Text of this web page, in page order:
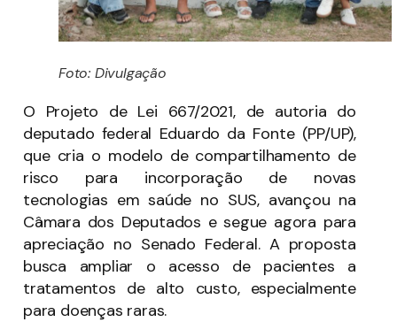
Foto: Divulgação
O Projeto de Lei 667/2021, de autoria do
deputado federal Eduardo da Fonte (PP/UP),
que cria o modelo de compartilhamento de
risco para incorporação de novas
tecnologias em saúde no SUS, avançou na
Câmara dos Deputados e segue agora para
apreciação no Senado Federal. A proposta
busca ampliar o acesso de pacientes a
tratamentos de alto custo, especialmente
para doenças raras.